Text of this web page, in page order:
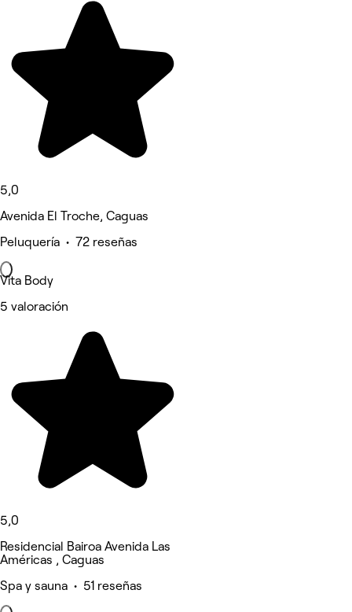
5,0
Avenida El Troche, Caguas
Peluquería • 72 reseñas
Vita Body
5 valoración
5,0
Residencial Bairoa Avenida Las
Américas , Caguas
Spa y sauna • 51 reseñas